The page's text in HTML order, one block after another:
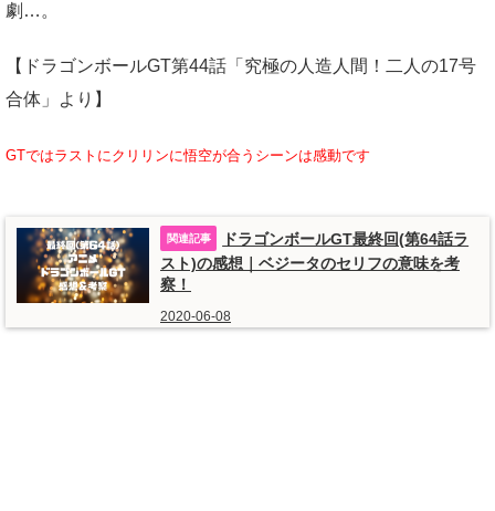
劇…。
【ドラゴンボールGT第44話「究極の人造人間！二人の17号
合体」より】
GTではラストにクリリンに悟空が合うシーンは感動です
ドラゴンボールGT最終回(第64話ラ
スト)の感想｜ベジータのセリフの意味を考
察！
2020-06-08